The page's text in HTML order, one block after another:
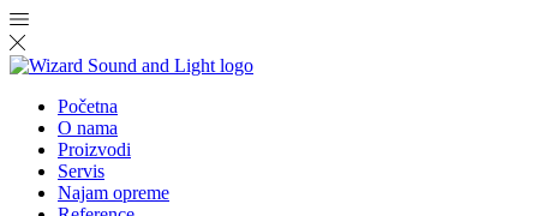
Početna
O nama
Proizvodi
Servis
Najam opreme